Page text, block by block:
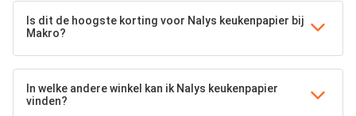
Is dit de hoogste korting voor Nalys keukenpapier bij
Makro?
In welke andere winkel kan ik Nalys keukenpapier
vinden?